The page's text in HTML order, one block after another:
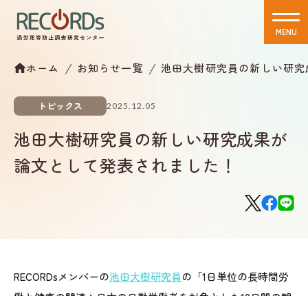
MENU
ホーム お知らせ一覧 池田大樹研究員の新しい研
トピックス 2025.12.05
池田大樹研究員の新しい研究成果が
論文として発表されました！
RECORDsメンバーの池田大樹研究員の「1日単位の長時間労